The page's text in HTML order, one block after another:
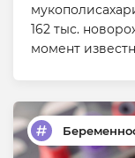
162 тыс.
момент